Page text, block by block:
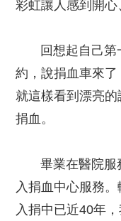
彩虹讓人感到開心
回想起自己第
約，說捐血車來了
就這樣看到漂亮
捐血。
畢業在醫院服
入捐血中心服務
入捐中已近40年